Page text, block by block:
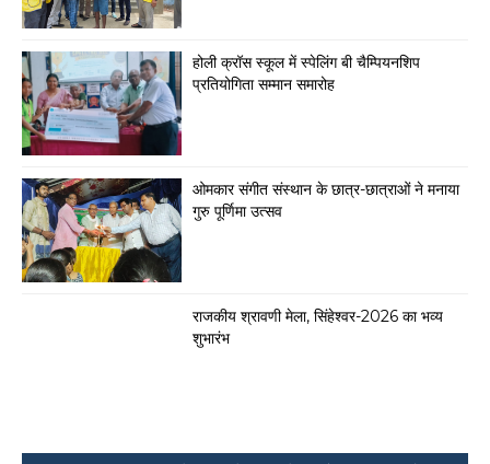
होली क्रॉस स्कूल में स्पेलिंग बी चैम्पियनशिप
प्रतियोगिता सम्मान समारोह
ओमकार संगीत संस्थान के छात्र-छात्राओं ने मनाया
गुरु पूर्णिमा उत्सव
राजकीय श्रावणी मेला, सिंहेश्वर-2026 का भव्य
शुभारंभ